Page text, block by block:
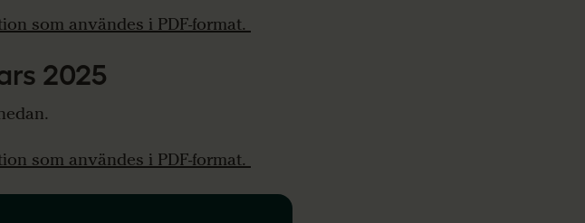
som användes i PDF-format.
2025
som användes i PDF-format.